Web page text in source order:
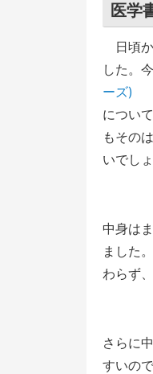
医学
日頃か
した。
ーズ)
につい
もその
いでし
中身は
ました。
わらず、
さらに
すいので